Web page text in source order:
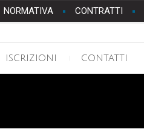
NORMATIVA CONTRATTI
ISCRIZIONI CONTATTI